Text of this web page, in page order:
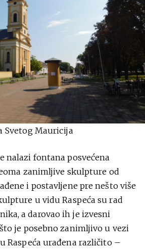
Svetog Mauricija
nalazi fontana posvećena
zanimljive skulpture od
i postavljene pre nešto više
u vidu Raspeća su rad
a darovao ih je izvesni
je posebno zanimljivo u vezi
Raspeća urađena različito –